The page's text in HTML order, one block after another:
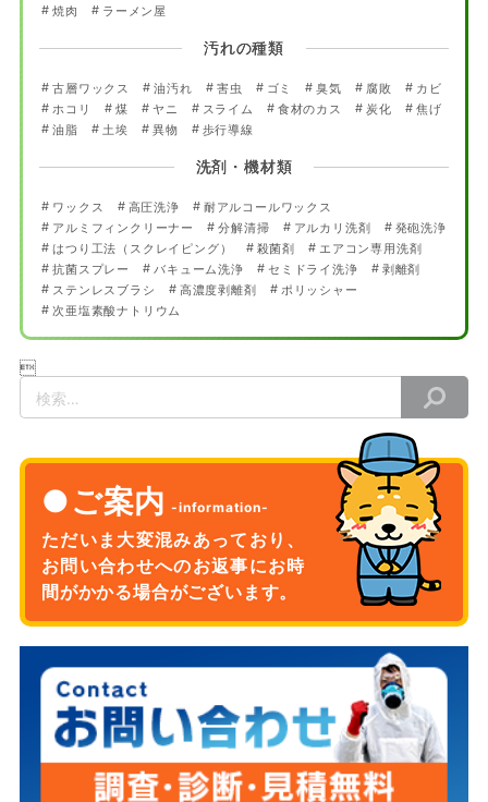
焼肉
ラーメン屋
汚れの種類
古層ワックス 油汚れ 害虫 ゴミ 臭気 腐敗
カビ
ホコリ
煤 ヤニ スライム 食材のカス 炭化
焦げ
油脂
土埃 異物 歩行導線
洗剤・機材類
ワックス 高圧洗浄
耐アルコールワックス
アルミフィンクリーナー
分解清掃 アルカリ洗剤
発砲洗浄
はつり工法（スクレイピング）
殺菌剤
エアコン専用洗剤
抗菌スプレー
バキューム洗浄 セミドライ洗浄
剥離剤
ステンレスブラシ
高濃度剥離剤
ポリッシャー
次亜塩素酸ナトリウム

検
ご案内
ただいま大変混みあっており、
お問い合わせへのお返事にお時
間がかかる場合がございます。